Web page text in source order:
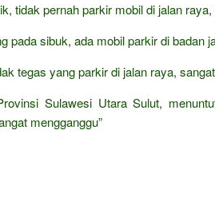
tidak pernah parkir mobil di jalan
pada sibuk, ada mobil parkir di badan
tegas yang parkir di jalan raya,
Sulawesi Utara Sulut,
mengganggu”